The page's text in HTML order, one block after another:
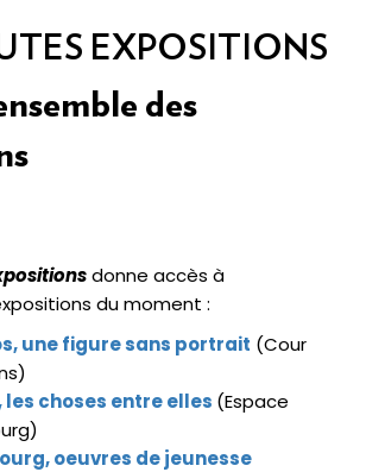
EXPOSITIONS
des
donne accès à
du moment :
une figure sans portrait (Cour
les choses entre elles (Espace
oeuvres de jeunesse